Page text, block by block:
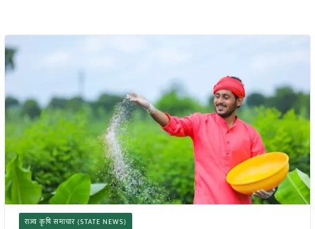
राज्य कृषि समाचार (STATE NEWS)